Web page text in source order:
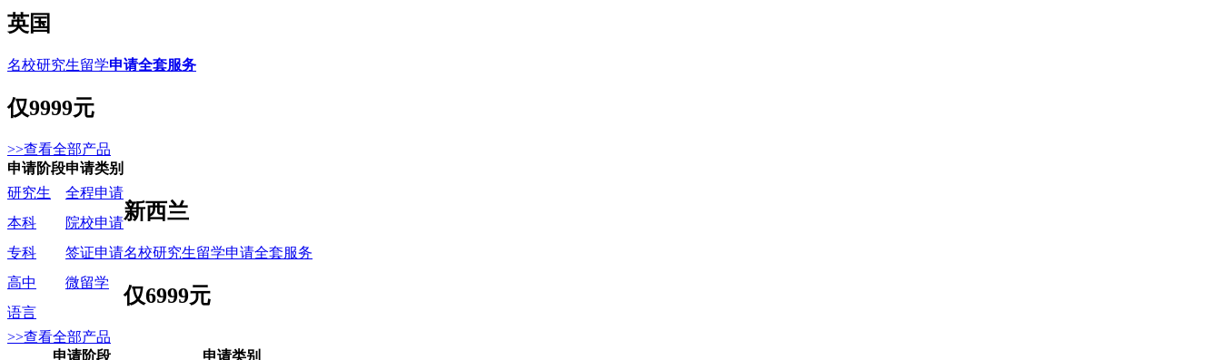
英国
名校研究生留学申请全套服务
仅9999元
>>查看全部产品
申请阶段申请类别
研究生
全程申请
新西兰
名校研究生留学申请全套服务
仅6999元
本科
院校申请
专科
签证申请
高中
微留学
语言
>>查看全部产品
申请阶段
申请类别